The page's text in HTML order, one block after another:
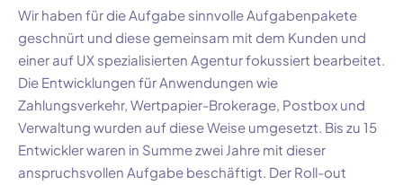
Wir haben für die Aufgabe sinnvolle Aufgabenpakete
geschnürt und diese gemeinsam mit dem Kunden und
einer auf UX spezialisierten Agentur fokussiert bearbeitet.
Die Entwicklungen für Anwendungen wie
Zahlungsverkehr, Wertpapier-Brokerage, Postbox und
Verwaltung wurden auf diese Weise umgesetzt. Bis zu 15
Entwicklerwaren in Summe zwei Jahre mit dieser
anspruchsvollen Aufgabe beschäftigt. Der Roll-out